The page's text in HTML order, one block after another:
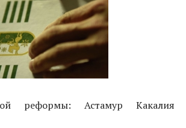
реформы: Астамур Какалия